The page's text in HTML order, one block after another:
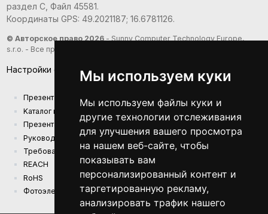
Мы используем куки
Мы используем файлы куки и
другие технологии отслеживания
для улучшения вашего просмотра
на нашем веб-сайте, чтобы
показывать вам
персонализированный контент и
таргетированную рекламу,
анализировать трафик нашего
раздел С, Файл 45581.
Координаты GPS: 49.2021187; 16.6781126.
© Авторское право 2026- Sunny Computer Technology Europe,
s.r.o. - Все права защищены
Настройки файлов cookie
Презентация компании
Kаталог продукции
Презентационный каталог
Руководства
Требования к экодизайну (EU) 2019/1782
REACH
RoHS
Фотоэлектрическая электростанция